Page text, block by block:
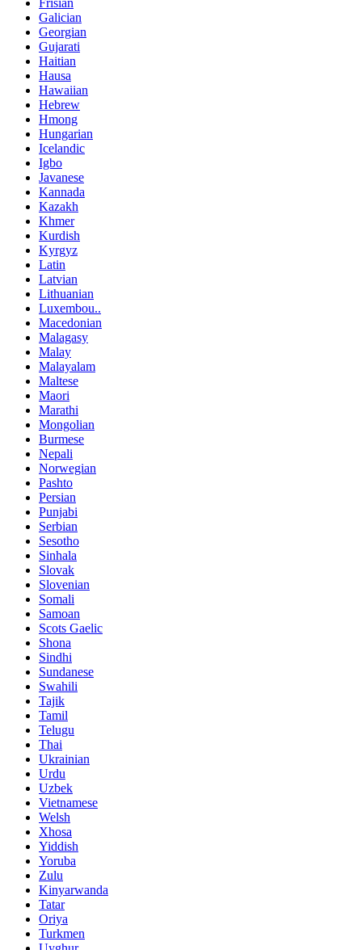
Frisian
Galician
Georgian
Gujarati
Haitian
Hausa
Hawaiian
Hebrew
Hmong
Hungarian
Icelandic
Igbo
Javanese
Kannada
Kazakh
Khmer
Kurdish
Kyrgyz
Latin
Latvian
Lithuanian
Luxembou..
Macedonian
Malagasy
Malay
Malayalam
Maltese
Maori
Marathi
Mongolian
Burmese
Nepali
Norwegian
Pashto
Persian
Punjabi
Serbian
Sesotho
Sinhala
Slovak
Slovenian
Somali
Samoan
Scots Gaelic
Shona
Sindhi
Sundanese
Swahili
Tajik
Tamil
Telugu
Thai
Ukrainian
Urdu
Uzbek
Vietnamese
Welsh
Xhosa
Yiddish
Yoruba
Zulu
Kinyarwanda
Tatar
Oriya
Turkmen